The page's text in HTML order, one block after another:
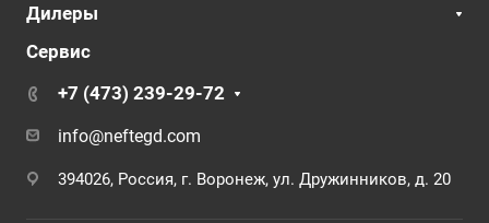
Дилеры
Сервис
+7 (473) 239-29-72
info@neftegd.com
394026, Россия, г. Воронеж, ул. Дружинников, д. 20